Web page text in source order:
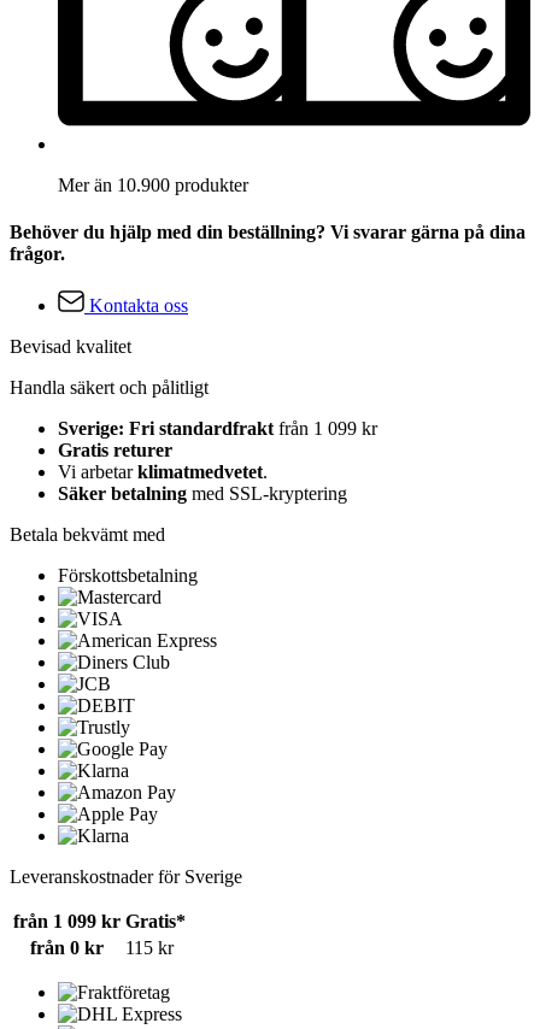
Mer än 10.900 produkter
Behöver du hjälp med din beställning? Vi svarar gärna på dina
frågor.
Kontakta oss
Bevisad kvalitet
Handla säkert och pålitligt
Sverige: Fri standardfrakt från 1 099 kr
Gratis returer
Vi arbetarklimatmedvetet.
Säker betalning med SSL-kryptering
Betala bekvämt med
Förskottsbetalning
Leveranskostnader för Sverige
från 1 099 kr Gratis*
från 0 kr
115 kr